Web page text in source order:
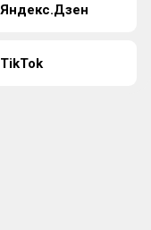
Яндекс.Дзен
TikTok